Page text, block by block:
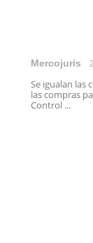
Mercojuris
Se igualan las
las compras
Control ...